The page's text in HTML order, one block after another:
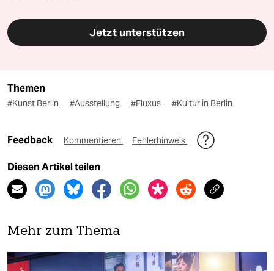
Jetzt unterstützen
Themen
#Kunst Berlin #Ausstellung #Fluxus #Kultur in Berlin
Feedback Kommentieren Fehlerhinweis
Diesen Artikel teilen
Mehr zum Thema